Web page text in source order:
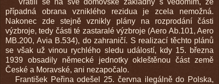
případná obrana vzniklého rezidua je zcela nemožná.
Nakonec zde stejně vznikly plány na rozprodání části
výzbroje, tedy části té zastaralé výzbroje (Aero Ab.101, Aero
MB.200, Avia B.534), do zahraničí. S realizací těchto plánů
se však už vinou rychlého sledu událostí, kdy 15. března
1939 obsadily německé jednotky okleštěnou část země
České a Moravské, ani nezapočalo.
František Peřina odešel 25. června ilegálně do Polska,